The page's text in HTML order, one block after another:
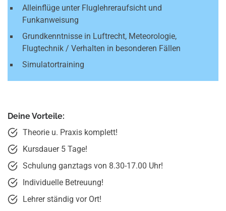
Alleinflüge unter Fluglehreraufsicht und
Funkanweisung
Grundkenntnisse in Luftrecht, Meteorologie,
Flugtechnik / Verhalten in besonderen Fällen
Simulatortraining
Deine Vorteile:
Theorie u. Praxis komplett!
Kursdauer 5 Tage!
Schulung ganztags von 8.30-17.00 Uhr!
Individuelle Betreuung!
Lehrer ständig vor Ort!